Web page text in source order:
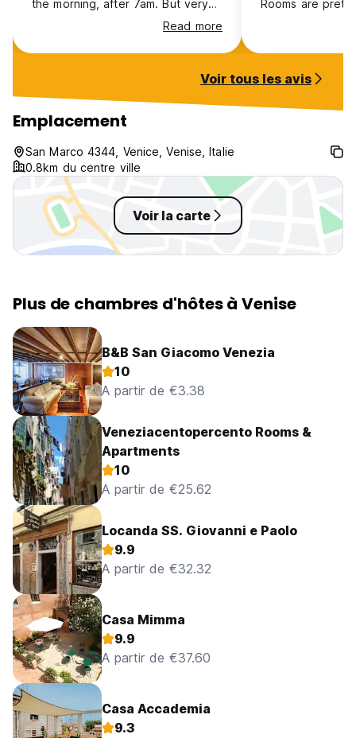
the morning, after 7am. But very
quiet the rest of the night. Highly
Read more
Rooms are
Voir tous les avis
Emplacement
San Marco 4344, Venice, Venise, Italie
0.8km du centre ville
Voir la carte
Plus de chambres d'hôtes à Venise
B&B San Giacomo Venezia
10
A partir de €3.38
Veneziacentopercento Rooms &
Apartments
10
A partir de €25.62
Locanda SS. Giovanni e Paolo
9.9
A partir de €32.32
Casa Mimma
9.9
A partir de €37.60
Casa Accademia
9.3